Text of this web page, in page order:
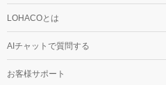
LOHACOとは
AIチャットで質問する
お客様サポート